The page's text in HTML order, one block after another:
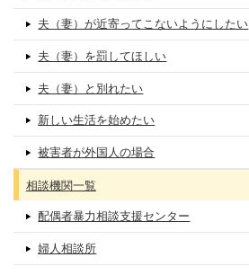
夫（妻）が近寄ってこないようにしたい
夫（妻）を罰してほしい
夫（妻）と別れたい
新しい生活を始めたい
被害者が外国人の場合
相談機関一覧
配偶者暴力相談支援センター
婦人相談所